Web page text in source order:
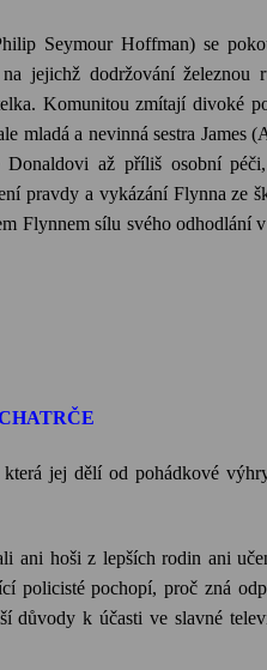
SeymourHoffman) se
jejichž dodržování železnou
Komunitou zmítají divoké
mladá a nevinná sestra James(
Donaldovi až příliš osobní
pravdy a vykázání Flynna ze
Flynnemsílu svého odhodlání
která jej dělí od pohádkové
ani hoši z lepších rodin ani
policisté pochopí, proč zná
důvody k účasti ve slavné